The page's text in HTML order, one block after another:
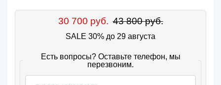
30 700 руб. 43 800 руб.
SALE 30% до 29 августа
Есть вопросы? Оставьте телефон, мы
перезвоним.